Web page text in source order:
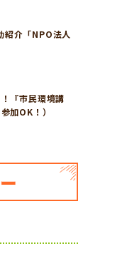
介「NPO法人
『市民環境講
加OK！）